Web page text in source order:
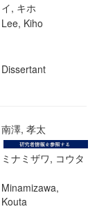
イ, キホ
Lee, Kiho
Dissertant
南澤, 孝太
ミナミザワ, コウタ
Minamizawa,
Kouta